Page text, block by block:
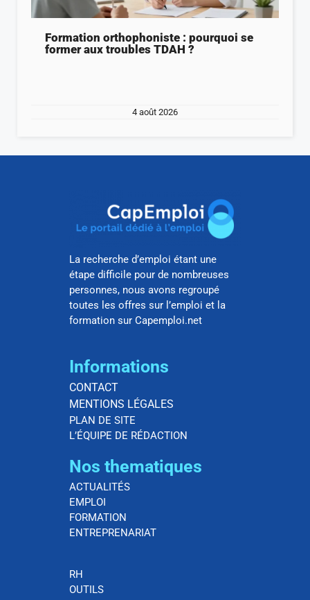
Formation orthophoniste : pourquoi se
former aux troubles TDAH ?
4 août 2026
La recherche d’emploi étant une
étape difficile pour de nombreuses
personnes, nous avons regroupé
toutes les offres sur l’emploi et la
formation sur Capemploi.net
Informations
CONTACT
MENTIONS LÉGALES
PLAN DE SITE
L’ÉQUIPE DE RÉDACTION
Nos thematiques
ACTUALITÉS
EMPLOI
FORMATION
ENTREPRENARIAT
RH
OUTILS